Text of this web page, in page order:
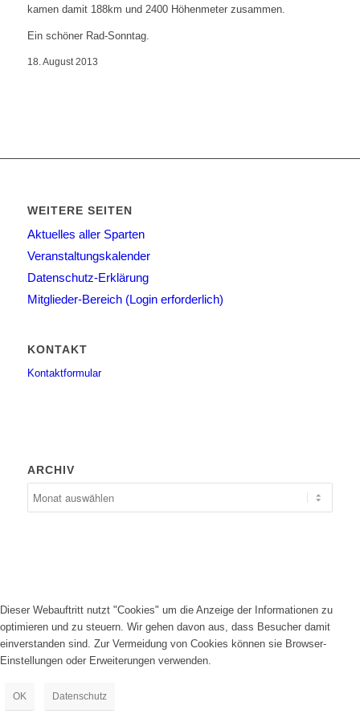
kamen damit 188km und 2400 Höhenmeter zusammen.
Ein schöner Rad-Sonntag.
18. August 2013
WEITERE SEITEN
Aktuelles aller Sparten
Veranstaltungskalender
Datenschutz-Erklärung
Mitglieder-Bereich (Login erforderlich)
KONTAKT
Kontaktformular
ARCHIV
Dieser Webauftritt nutzt "Cookies" um die Anzeige der Informationen zu
optimieren und zu steuern. Wir gehen davon aus, dass Besucher damit
einverstanden sind. Zur Vermeidung von Cookies können sie Browser-
Einstellungen oder Erweiterungen verwenden.
OK Datenschutz